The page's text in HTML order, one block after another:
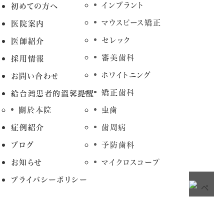
初めての方へ
医院案内
医師紹介
採用情報
お問い合わせ
給台灣患者的溫馨提醒
關於本院
症例紹介
ブログ
お知らせ
プライバシーポリシー
インプラント
マウスピース矯正
セレック
審美歯科
ホワイトニング
矯正歯科
虫歯
歯周病
予防歯科
マイクロスコープ